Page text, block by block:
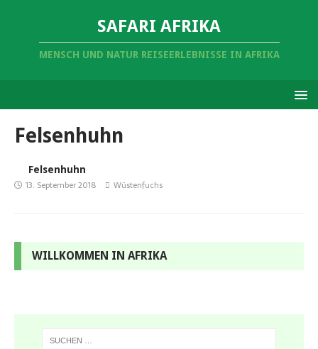
SAFARI AFRIKA
MENSCH UND NATUR REISEERLEBNISSE IN AFRIKA
Felsenhuhn
Felsenhuhn
13. September 2018 Wüstenfuchs
WILLKOMMEN IN AFRIKA